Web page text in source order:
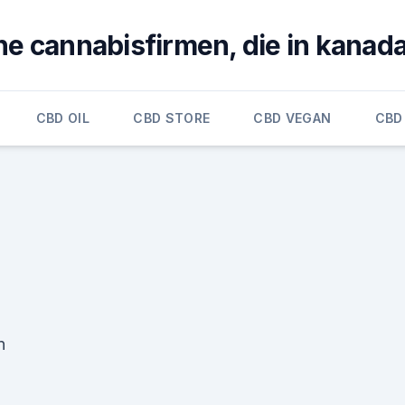
cannabisfirmen, die in
CBD OIL CBD STORE CBD VEGAN